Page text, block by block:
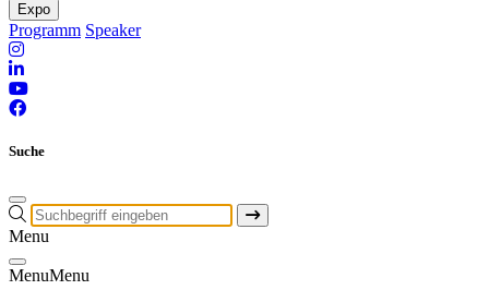
Expo
Programm Speaker
Suche
Menu
MenuMenu